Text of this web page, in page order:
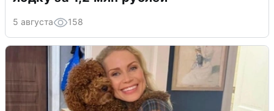
5 августа 158